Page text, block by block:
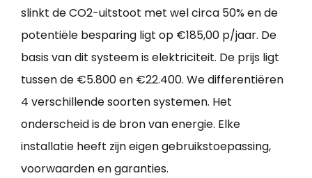
slinkt de CO2-uitstoot met wel circa 50% en de
potentiële besparing ligt op €185,00 p/jaar. De
basis van dit systeem is elektriciteit. De prijs ligt
tussen de €5.800 en €22.400. We differentiëren
4 verschillende soorten systemen. Het
onderscheid is de bron van energie. Elke
installatie heeft zijn eigen gebruikstoepassing,
voorwaarden en garanties.